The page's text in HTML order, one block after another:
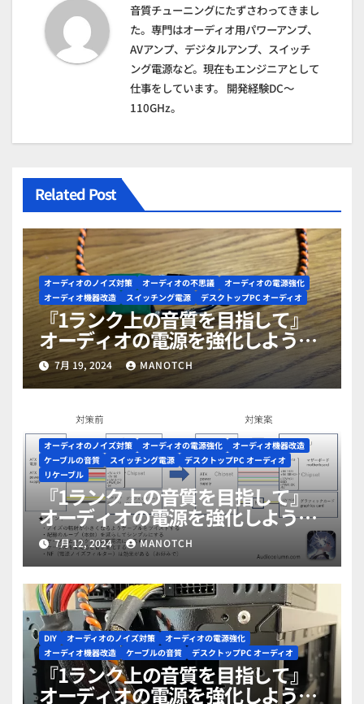
シ
ョ
音質チューニングにたずさわってきまし
た。専門はオーディオ用パワーアンプ、
AVアンプ、デジタルアンプ、スイッチ
ング電源など。現在もエンジニアとして
仕事をしています。 開発経験DC～
110GHz。
Related Post
オーディオのノイズ対策 オーディオの不思議
オーディオの電源強化
オーディオ機器改造
スイッチング電源 デスクトップPC オーディオ
『1ランク上の音質を目指して』
オーディオの電源を強化しよう
part18（2周目最終回）
7月 19, 2024 MANOTCH
オーディオのノイズ対策 オーディオの電源強化
オーディオ機器改造
ケーブルの音質
スイッチング電源
デスクトップPC オーディオ
リケーブル
『1ランク上の音質を目指して』
オーディオの電源を強化しよう
part17
7月 12, 2024 MANOTCH
DIY オーディオのノイズ対策
オーディオの電源強化
オーディオ機器改造
ケーブルの音質 デスクトップPC オーディオ
『1ランク上の音質を目指して』
オーディオの電源を強化しよう